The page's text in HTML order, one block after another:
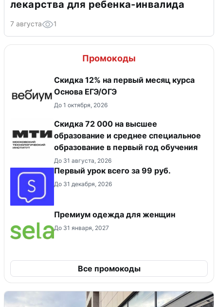
лекарства для ребенка-инвалида
7 августа 1
Промокоды
Скидка 12% на первый месяц курса
Основа ЕГЭ/ОГЭ
До 1 октября, 2026
Скидка 72 000 на высшее
образование и среднее специальное
образование в первый год обучения
До 31 августа, 2026
Первый урок всего за 99 руб.
До 31 декабря, 2026
Премиум одежда для женщин
До 31 января, 2027
Все промокоды